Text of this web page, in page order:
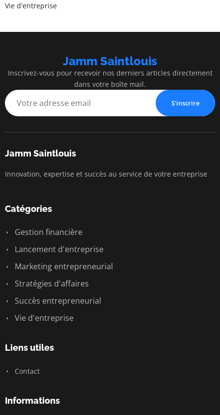
Vie d'entreprise
Jamm Saintlouis
Inscrivez-vous pour recevoir nos derniers articles directement
dans votre boîte mail.
S'inscrire
Jamm Saintlouis
Innovation, expertise et succès au service de votre entreprise
Catégories
Gestion financière
Lancement d'entreprise
Marketing entrepreneurial
Stratégies d'affaires
Succès entrepreneurial
Vie d'entreprise
Liens utiles
Contact
Informations